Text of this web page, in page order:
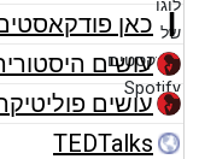
כאן פודקאסטים
עושים היסטוריה
עושים פוליטיקה
TEDTalks